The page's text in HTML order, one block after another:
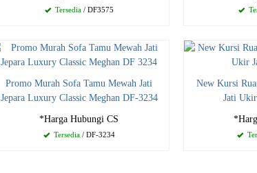
Tersedia/ DF3575
Promo Murah Sofa Tamu Mewah Jati
Jepara Luxury Classic Meghan DF-3234
*Harga Hubungi CS
Tersedia/ DF-3234
New Kursi
Jati